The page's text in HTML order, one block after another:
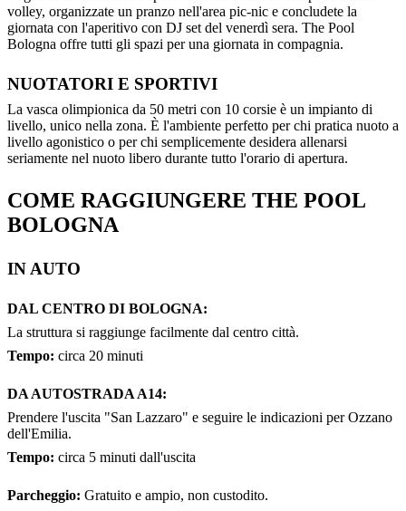
volley, organizzate un pranzo nell'area pic-nic e concludete la
giornata con l'aperitivo con DJ set del venerdì sera. The Pool
Bologna offre tutti gli spazi per una giornata in compagnia.
NUOTATORI E SPORTIVI
La vasca olimpionica da 50 metri con 10 corsie è un impianto di
livello, unico nella zona. È l'ambiente perfetto per chi pratica nuoto a
livello agonistico o per chi semplicemente desidera allenarsi
seriamente nel nuoto libero durante tutto l'orario di apertura.
COME RAGGIUNGERE THE POOL
BOLOGNA
IN AUTO
DAL CENTRO DI BOLOGNA:
La struttura si raggiunge facilmente dal centro città.
Tempo: circa 20 minuti
DA AUTOSTRADA A14:
Prendere l'uscita "San Lazzaro" e seguire le indicazioni per Ozzano
dell'Emilia.
Tempo: circa 5 minuti dall'uscita
Parcheggio: Gratuito e ampio, non custodito.